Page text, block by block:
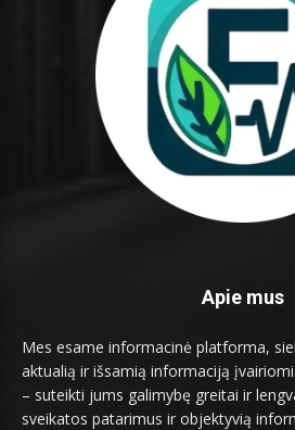
Apie mus
Mes esame informacinė platforma,
aktualią ir išsamią informaciją
– suteikti jums galimybę greitai ir
sveikatos patarimus ir objektyvią